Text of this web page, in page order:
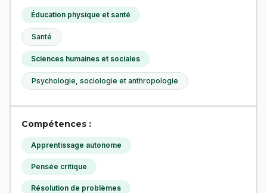
Éducation physique et santé
Santé
Sciences humaines et sociales
Psychologie, sociologie et anthropologie
Compétences :
Apprentissage autonome
Pensée critique
Résolution de problèmes